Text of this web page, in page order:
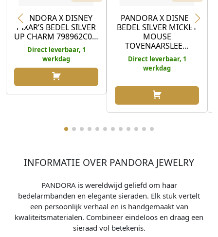
PANDORA X DISNEY
PIXAR’S BEDEL SILVER
UP CHARM 798962C0…
Direct leverbaar, 1
werkdag
PANDORA X DISNEY
BEDEL SILVER MICKEY
MOUSE
TOVENAARSLEE…
Direct leverbaar, 1
werkdag
INFORMATIE OVER PANDORA JEWELRY
PANDORA is wereldwijd geliefd om haar
bedelarmbanden en elegante sieraden. Elk stuk vertelt
een persoonlijk verhaal en is handgemaakt van
kwaliteitsmaterialen. Combineer eindeloos en draag een
sieraad vol betekenis.